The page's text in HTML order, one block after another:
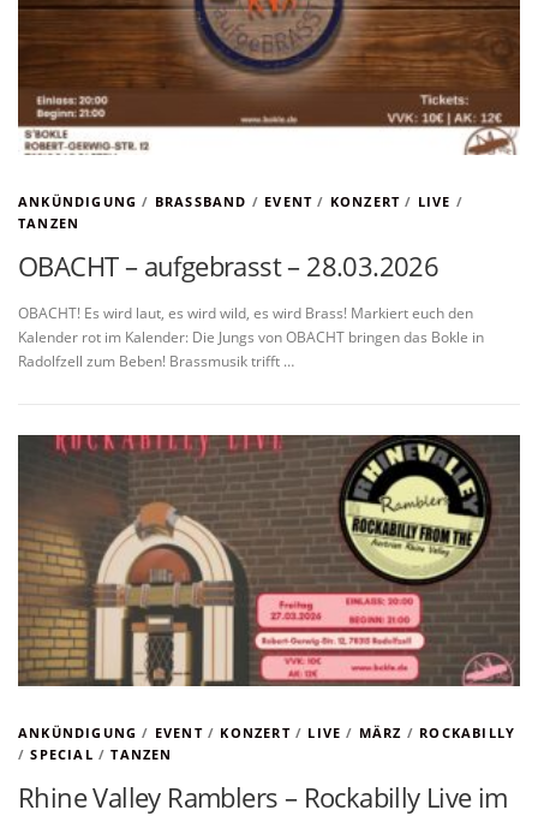
ANKÜNDIGUNG / BRASSBAND / EVENT / KONZERT / LIVE /
TANZEN
OBACHT – aufgebrasst – 28.03.2026
OBACHT! Es wird laut, es wird wild, es wird Brass! Markiert euch den
Kalender rot im Kalender: Die Jungs von OBACHT bringen das Bokle in
Radolfzell zum Beben! Brassmusik trifft …
ANKÜNDIGUNG / EVENT/ KONZERT/ LIVE / MÄRZ / ROCKABILLY
/SPECIAL /TANZEN
Rhine Valley Ramblers – Rockabilly Live im